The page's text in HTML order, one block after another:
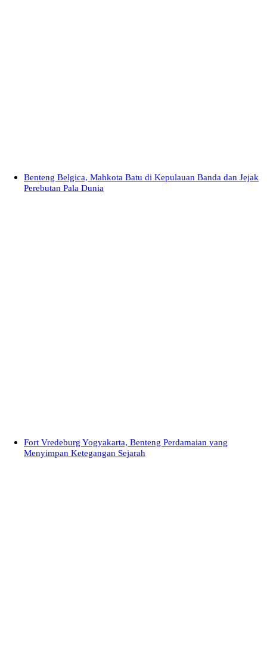
Benteng Belgica, Mahkota Batu di Kepulauan Banda dan Jejak
Perebutan Pala Dunia
Fort Vredeburg Yogyakarta, Benteng Perdamaian yang
Menyimpan Ketegangan Sejarah